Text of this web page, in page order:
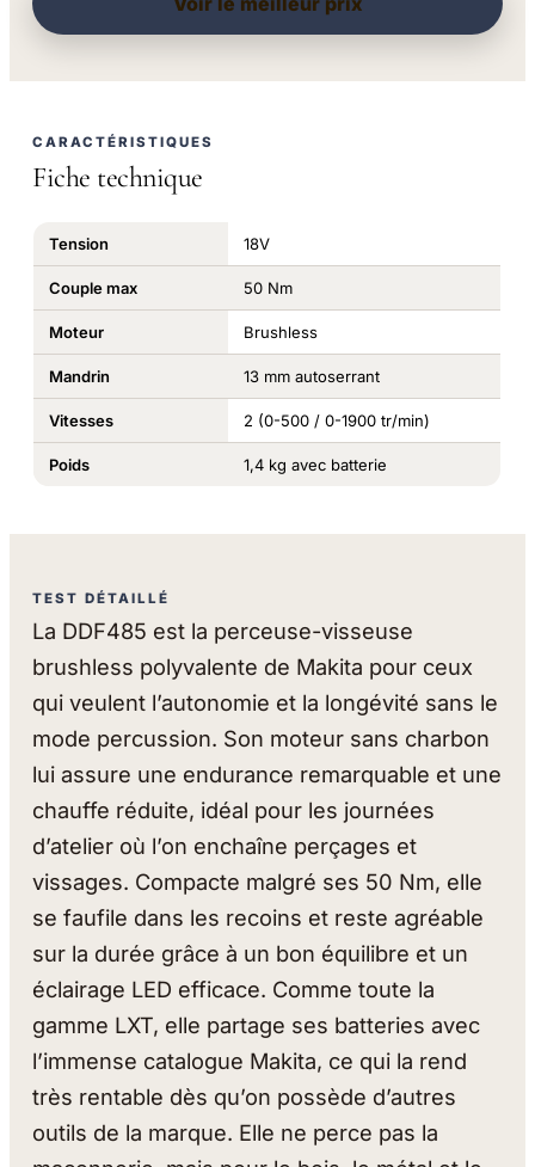
CARACTÉRISTIQUES
Fiche technique
Tension 18V
Couple max 50 Nm
Moteur Brushless
Mandrin 13 mm autoserrant
Vitesses 2 (0-500 / 0-1900 tr/min)
Poids 1,4 kg avec batterie
TEST DÉTAILLÉ
La DDF485 est la perceuse-visseuse
brushless polyvalente de Makita pour ceux
qui veulent l’autonomie et la longévité sans le
mode percussion. Son moteur sans charbon
lui assure une endurance remarquable et une
chauffe réduite, idéal pour les journées
d’atelier où l’on enchaîne perçages et
vissages. Compacte malgré ses 50 Nm, elle
se faufile dans les recoins et reste agréable
sur la durée grâce à un bon équilibre et un
éclairage LED efficace. Comme toute la
gamme LXT, elle partage ses batteries avec
l’immense catalogue Makita, ce qui la rend
très rentable dès qu’on possède d’autres
outils de la marque. Elle ne perce pas la